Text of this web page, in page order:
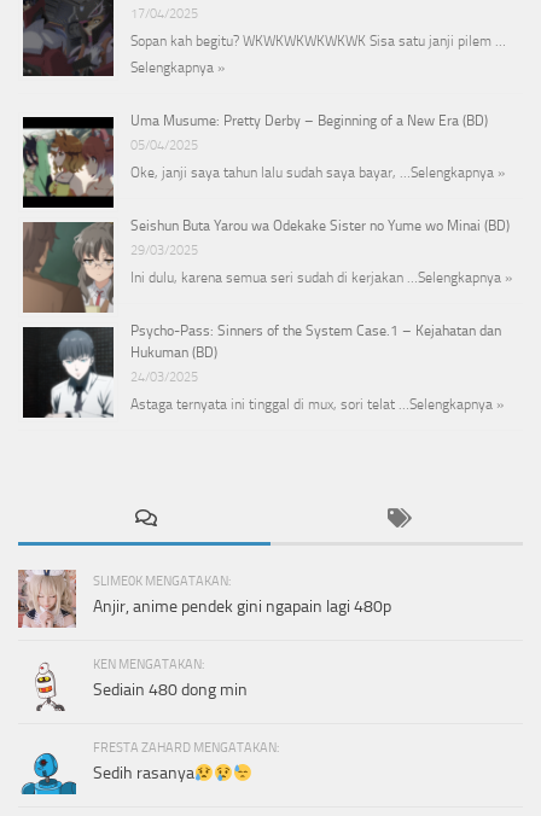
17/04/2025
Sopan kah begitu? WKWKWKWKWKWK Sisa satu janji pilem …
Selengkapnya »
Uma Musume: Pretty Derby – Beginning of a New Era (BD)
05/04/2025
Oke, janji saya tahun lalu sudah saya bayar, …Selengkapnya »
Seishun Buta Yarou wa Odekake Sister no Yume wo Minai (BD)
29/03/2025
Ini dulu, karena semua seri sudah di kerjakan …Selengkapnya »
Psycho-Pass: Sinners of the System Case.1 – Kejahatan dan
Hukuman (BD)
24/03/2025
Astaga ternyata ini tinggal di mux, sori telat …Selengkapnya »
SLIME0K MENGATAKAN:
Anjir, anime pendek gini ngapain lagi 480p
KEN MENGATAKAN:
Sediain 480 dong min
FRESTA ZAHARD MENGATAKAN:
Sedih rasanya